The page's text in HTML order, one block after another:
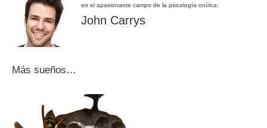
en el apasionante campo de la psicología onírica.
John Carrys
Más sueños…